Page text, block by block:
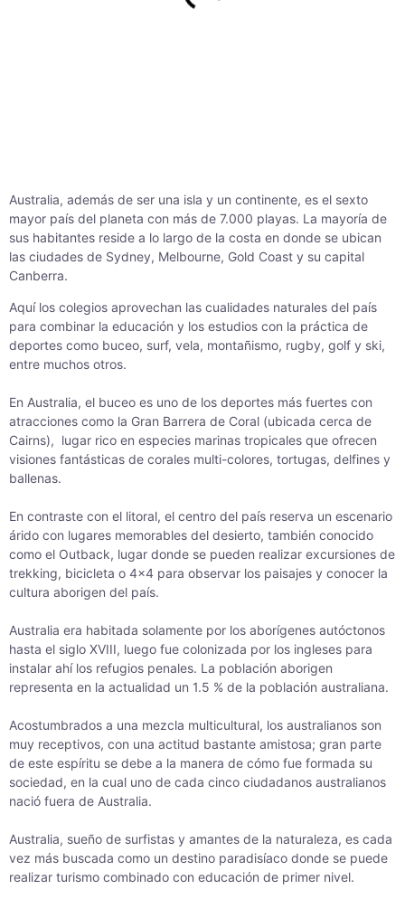
Australia, además de ser una isla y un continente, es el sexto
mayor país del planeta con más de 7.000 playas. La mayoría de
sus habitantes reside a lo largo de la costa en donde se ubican
las ciudades de Sydney, Melbourne, Gold Coast y su capital
Canberra.
Aquí los colegios aprovechan las cualidades naturales del país
para combinar la educación y los estudios con la práctica de
deportes como buceo, surf, vela, montañismo, rugby, golf y ski,
entre muchos otros.
En Australia, el buceo es uno de los deportes más fuertes con
atracciones como la Gran Barrera de Coral (ubicada cerca de
Cairns), lugar rico en especies marinas tropicales que ofrecen
visiones fantásticas de corales multi-colores, tortugas, delfines y
ballenas.
En contraste con el litoral, el centro del país reserva un escenario
árido con lugares memorables del desierto, también conocido
como el Outback, lugar donde se pueden realizar excursiones de
trekking, bicicleta o 4×4 para observar los paisajes y conocer la
cultura aborigen del país.
Australia era habitada solamente por los aborígenes autóctonos
hasta el siglo XVIII, luego fue colonizada por los ingleses para
instalar ahí los refugios penales. La población aborigen
representa en la actualidad un 1.5 % de la población australiana.
Acostumbrados a una mezcla multicultural, los australianos son
muy receptivos, con una actitud bastante amistosa; gran parte
de este espíritu se debe a la manera de cómo fue formada su
sociedad, en la cual uno de cada cinco ciudadanos australianos
nació fuera de Australia.
Australia, sueño de surfistas y amantes de la naturaleza, es cada
vez más buscada como un destino paradisíaco donde se puede
realizar turismo combinado con educación de primer nivel.